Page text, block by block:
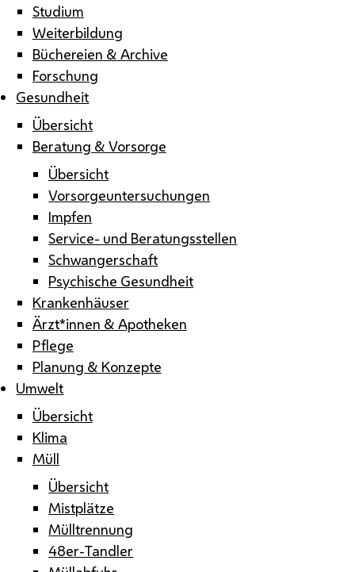
Studium
Weiterbildung
Büchereien & Archive
Forschung
Gesundheit
Übersicht
Beratung & Vorsorge
Übersicht
Vorsorgeuntersuchungen
Impfen
Service- und Beratungsstellen
Schwangerschaft
Psychische Gesundheit
Krankenhäuser
Ärzt*innen & Apotheken
Pflege
Planung & Konzepte
Umwelt
Übersicht
Klima
Müll
Übersicht
Mistplätze
Mülltrennung
48er-Tandler